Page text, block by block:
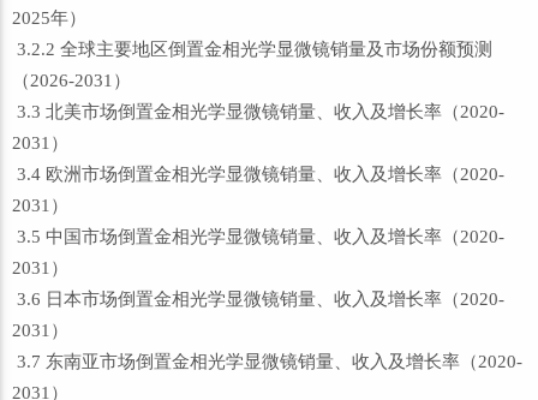
2025年）
3.2.2 全球主要地区倒置金相光学显微镜销量及市场份额预测
（2026-2031）
3.3 北美市场倒置金相光学显微镜销量、收入及增长率（2020-
2031）
3.4 欧洲市场倒置金相光学显微镜销量、收入及增长率（2020-
2031）
3.5 中国市场倒置金相光学显微镜销量、收入及增长率（2020-
2031）
3.6 日本市场倒置金相光学显微镜销量、收入及增长率（2020-
2031）
3.7 东南亚市场倒置金相光学显微镜销量、收入及增长率（2020-
2031）